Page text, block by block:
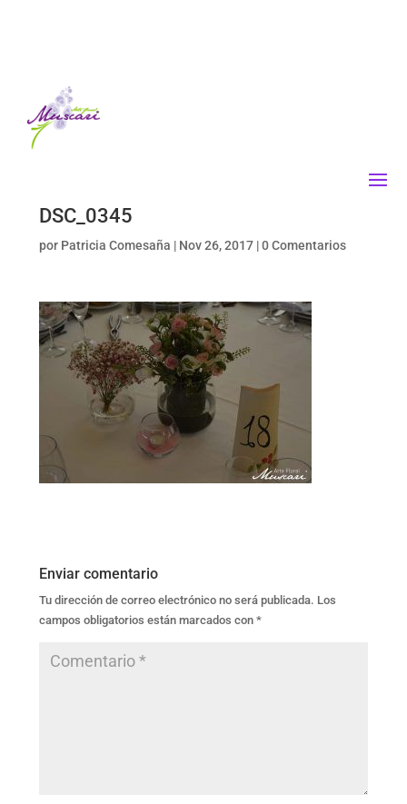
DSC_0345
por Patricia Comesaña | Nov 26, 2017|0 Comentarios
Enviar comentario
Tu dirección de correo electrónico no será publicada. Los
campos obligatorios están marcados con *